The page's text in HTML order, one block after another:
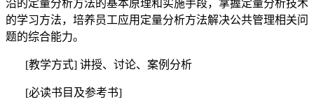
沿的定量分析方法的基本原理和实施手段，掌握定量分析技术
的学习方法，培养员工应用定量分析方法解决公共管理相关问
题的综合能力。
[教学方式] 讲授、讨论、案例分析
[必读书目及参考书]